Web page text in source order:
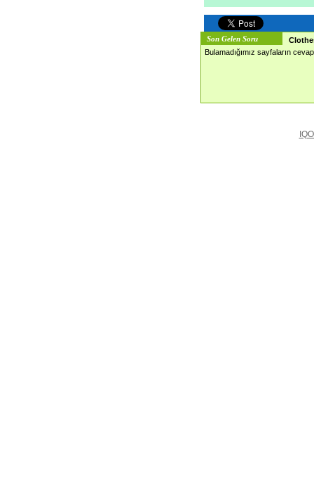
Son Gelen Soru
Bulamadığımız sayfaların